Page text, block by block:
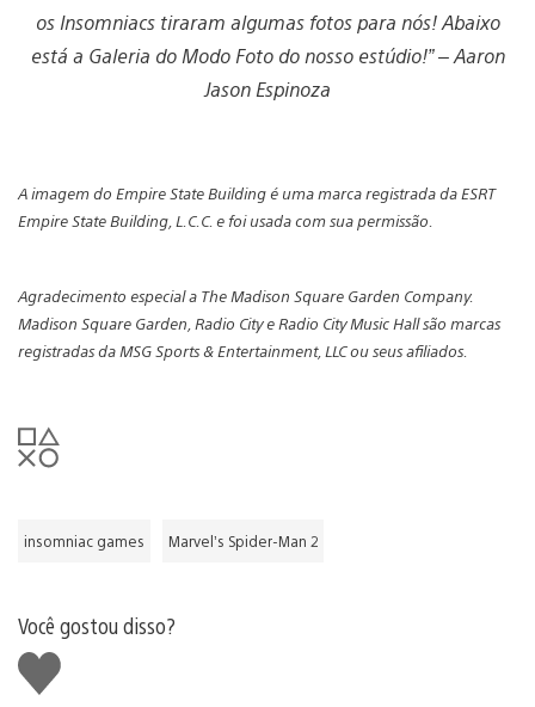
os Insomniacs tiraram algumas fotos para nós! Abaixo
está a Galeria do Modo Foto do nosso estúdio!” – Aaron
Jason Espinoza
and
download
image
and
download
image
and
download
image
and
download
image
and
download
image
and
download
image
and
download
image
and
download
image
and
download
image
A imagem do Empire State Building é uma marca registrada da ESRT
Empire State Building, L.C.C. e foi usada com sua permissão.
Agradecimento especial a The Madison Square Garden Company.
Madison Square Garden, Radio City e Radio City Music Hall são marcas
registradas da MSG Sports & Entertainment, LLC ou seus afiliados.
insomniac games Marvel’s Spider-Man 2
Você gostou disso?
Curtir